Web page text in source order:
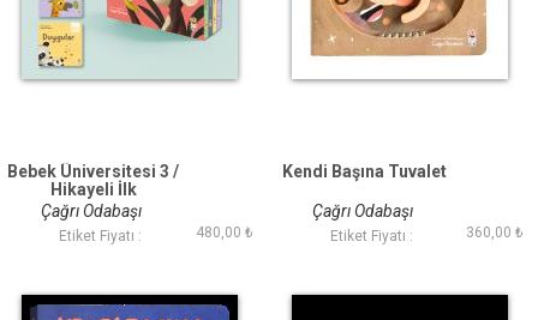
Bebek Üniversitesi 3 /
Hikayeli İlk
Kavramlarım Set (4
Kitap)
Çağrı Odabaşı
Etiket Fiyatı : 480,00 ₺
Kendi Başına Tuvalet
Çağrı Odabaşı
Etiket Fiyatı : 360,00 ₺